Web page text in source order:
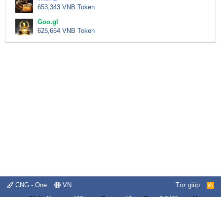
653,343 VNB Token
Goo.gl
625,664 VNB Token
CNG - One VN Trợ giúp
R